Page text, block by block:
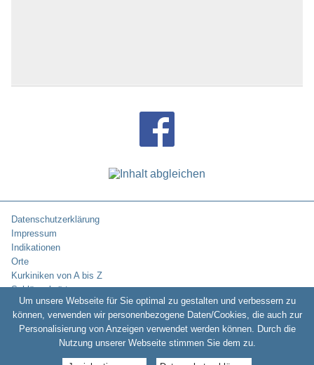
Datenschutzerklärung
Impressum
Indikationen
Orte
Kurkiniken von A bis Z
Schlüsselwörter
Copyright © 2010-2026: Kurklinikverzeichnis.de -
Um unsere Webseite für Sie optimal zu gestalten und verbessern zu
können, verwenden wir personenbezogene Daten/Cookies, die auch zur
Personalisierung von Anzeigen verwendet werden können. Durch die
Nutzung unserer Webseite stimmen Sie dem zu.